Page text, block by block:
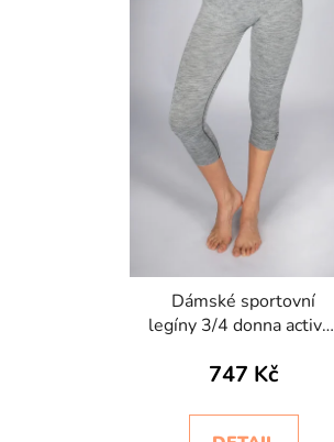
Dámské sportovní
legíny 3/4 donna active-
747 Kč